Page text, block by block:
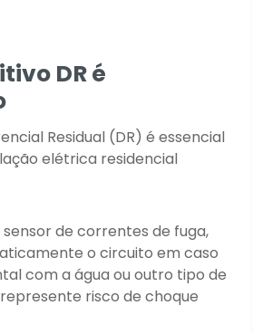
DR é
Residual (DR) é essencial
elétrica residencial
de correntes de fuga,
o circuito em caso
com a água ou outro tipo de
risco de choque